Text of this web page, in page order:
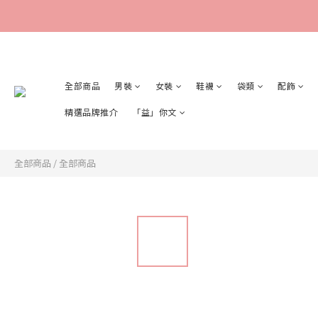
全部商品 男裝 女裝 鞋襪 袋類 配飾
精選品牌推介 「益」你文
全部商品 / 全部商品